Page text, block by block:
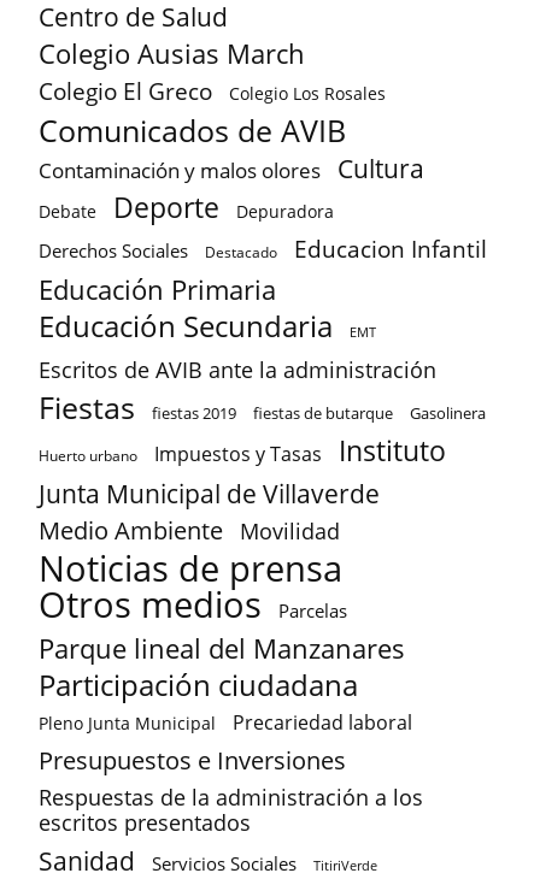
Centro de Salud
Colegio Ausias March
Colegio El Greco Colegio Los Rosales
Comunicados de AVIB
Contaminación y malos olores Cultura
Debate Deporte Depuradora
Derechos Sociales Destacado Educacion Infantil
Educación Primaria
Educación Secundaria EMT
Escritos de AVIB ante la administración
Fiestas fiestas 2019 fiestas de butarque Gasolinera
Huerto urbano Impuestos y Tasas Instituto
Junta Municipal de Villaverde
Medio Ambiente Movilidad
Noticias de prensa
Otros medios Parcelas
Parque lineal del Manzanares
Participación ciudadana
Pleno Junta Municipal Precariedad laboral
Presupuestos e Inversiones
Respuestas de la administración a los
escritos presentados
Sanidad Servicios Sociales TitiriVerde